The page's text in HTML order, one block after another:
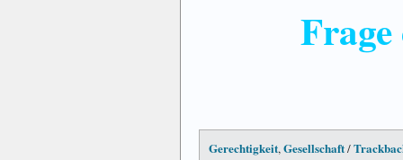
Gerechtigkeit,Gesellschaft/